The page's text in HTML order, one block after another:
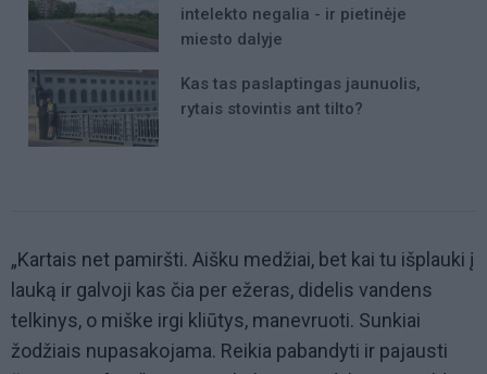
intelekto negalia - ir pietinėje
miesto dalyje
Kas tas paslaptingas jaunuolis,
rytais stovintis ant tilto?
„Kartais net pamiršti. Aišku medžiai, bet kai tu išplauki į
lauką ir galvoji kas čia per ežeras, didelis vandens
telkinys, o miške irgi kliūtys, manevruoti. Sunkiai
žodžiais nupasakojama. Reikia pabandyti ir pajausti